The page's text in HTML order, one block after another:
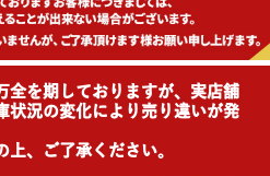
全を期しておりますが、実店舗
状況の変化により売り違いが発
、ご了承ください。